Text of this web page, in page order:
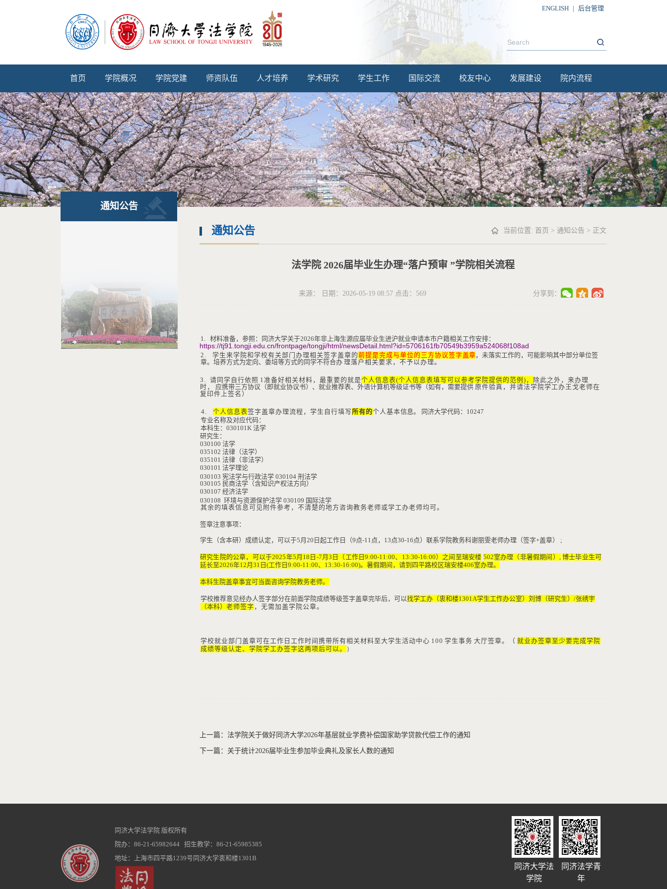
ENGLISH | 后台管理
首页 学院概况 学院党建 师资队伍 人才培养 学术研究 学生工作 国际交流 校友中心 发展建设 院内流程
通知公告
当前位置: 首页 > 通知公告 > 正文
通知公告
法学院 2026届毕业生办理“落户预审 ”学院相关流程
来源： 日期：2026-05-19 08:57 点击： 569 分享到：
1. 材料准备，参照：同济大学关于2026年非上海生源应届毕业生进沪就业申请本市户籍相关工作安排：
https://tj91.tongji.edu.cn/frontpage/tongji/html/newsDetail.html?id=5706161fb70549b3959a524068f108ad
2. 学生来学院和学校有关部门办理相关签字盖章的前提是完成与单位的三方协议签字 盖章，未落实工作的，可能影响其中部分单位签
章。培养方式为定向、委培等方式的同学不符合办 理落户相关要求，不予以办理。
3. 请同学自行依照 1准备好相关材料，最重要的就是个人信息表(个人信息表填写可以参考学院提供的范例 ) ，
除此之外，来办理
时，
应携带三方协议（即就业协议书）、就业推荐表、外语计算机等级证书等（如有，需要提供 原件验真，并请法学院学工办王戈老师在
复印件上签名）
4. 个人信息表签字盖章办理流程，学生自行填写所有的个人基本信息。 同济大学代码： 10247
专业名称及对应代码：
本科生： 030101K 法学
研究生：
030100 法学
035102 法律（法学）
035101 法律（非法学）
030101 法学理论
030103 宪法学与行政法学 030104 刑法学
030105 民商法学（含知识产权法方向）
030107 经济法学
030108 环境与资源保护法学 030109 国际法学
其余的填表信息可见附件参考，不清楚的地方咨询教务老师或学工办老师均可。
签章注意事项：
学生（含本研）成绩认定，可以于5月 20 日起工作日（9 点-11 点， 13 点30-16 点） 联系学院教务科谢丽雯老师办理（签字+盖章） ;
研究生院的公章，可以于2025年5月 18 日 -7月 3 日（工作日9:00-11:00、 13:30-16:00） 之间 至瑞安楼 502室办理（非暑假期间） , 博士毕业生可
延长至2026年12月 31 日 (工作日 9:00-11:00、 13:30-16:00)。暑假期间，请到四平路校区瑞安楼406室办理。
本科生院盖章事宜可当面咨询学院教务老师。
学校推荐意见经办人签字部分在前面学院成绩等级签字盖章完毕后，可以找学工办（衷和楼1301A学生工作办公室）刘博（研究生） /张绣宇
（本科） 老师签字 ，无需加盖学院公章。
学校就业部门盖章可在工作日工作时间携带所有相关材料至大学生活动中心 100 学生事务 大厅签章。（ 就业办签章至少要完成学院
成绩等级认定、学院学工办签字这两项后可以。
）
上一篇：法学院关于做好同济大学2026年基层就业学费补偿国家助学贷款代偿工作的通知
下一篇：关于统计2026届毕业生参加毕业典礼及家长人数的通知
同济大学法学院 版权所有
院办：86-21-65982644 招生教学：86-21-65985385
地址：上海市四平路1239号同济大学衷和楼1301B
同济大学法
学院
同济法学青
年